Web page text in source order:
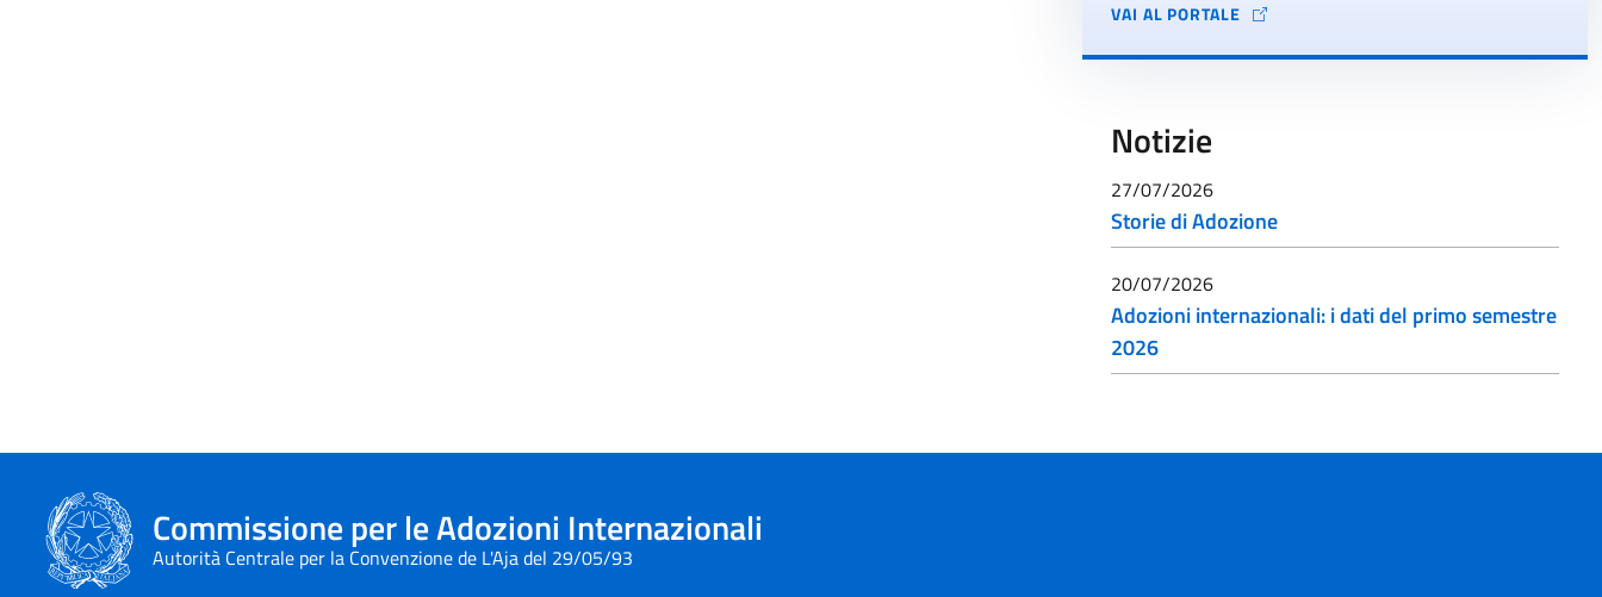
VAI AL PORTALE
Notizie
27/07/2026
Storie di Adozione
20/07/2026
Adozioni internazionali: i dati del primo semestre
2026
Commissione per le Adozioni Internazionali
Autorità Centrale per la Convenzione de L'Aja del 29/05/93